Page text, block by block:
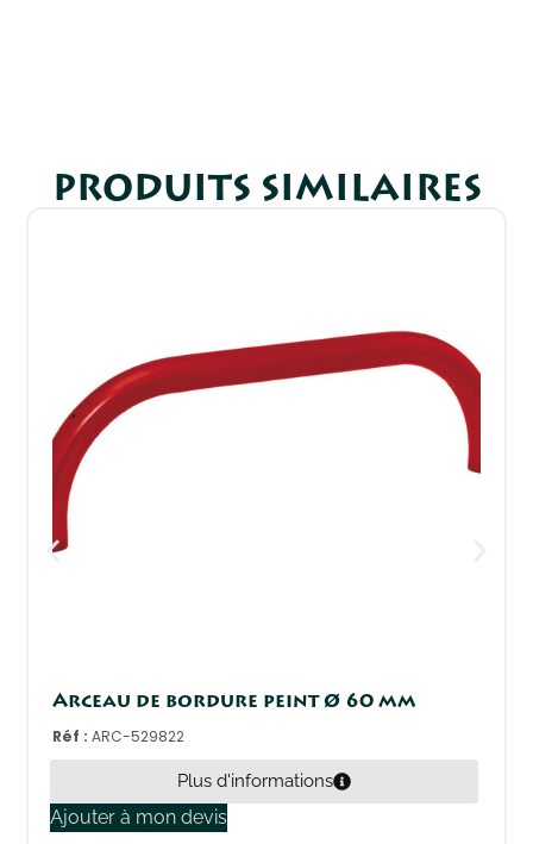
PRODUITS SIMILAIRES
Arceau de bordure peint Ø 60 mm
Réf :ARC-529822
Plus d'informations
Ajouter à mon devis